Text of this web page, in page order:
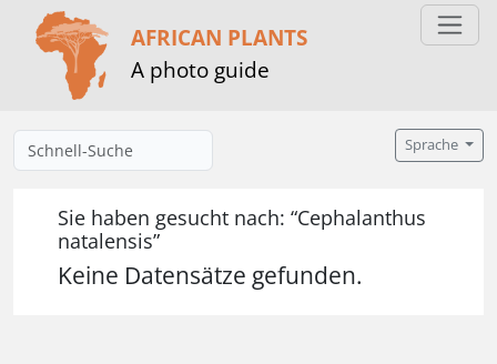
AFRICAN PLANTS
A photo guide
Sprache
Sie haben gesucht nach: “Cephalanthus
natalensis”
Keine Datensätze gefunden.